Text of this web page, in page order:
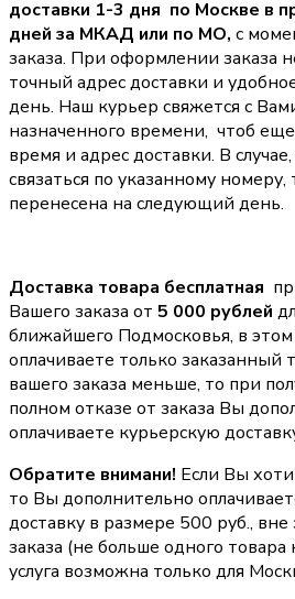
доставки 1-3 дня по Москве в
дней за МКАД или по МО, с
заказа. При оформлении заказа
точный адрес доставки и
день. Наш курьер свяжется с
назначенного времени, чтоб еще
время и адрес доставки. В
связаться по указанному номеру,
перенесена на следующий день.
Доставка товара бесплатная
Вашего заказа от 5 000 рублей
ближайшего Подмосковья, в этом
оплачиваете только заказанный
вашего заказа меньше, то при
полном отказе от заказа Вы
оплачиваете курьерскую
Обратите внимани! Если Вы
то Вы дополнительно
доставку в размере 500 руб.,
заказа (не больше одного
услуга возможна только для